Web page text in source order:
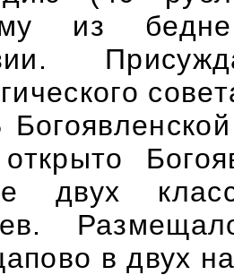
из
открыто
двух
в двух